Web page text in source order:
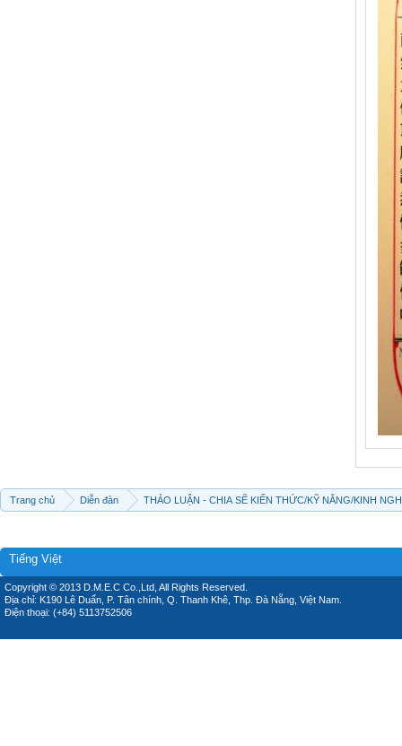
Trang chủ Diễn đàn THẢO LUẬN - CHIA SẼ KIẾN THỨC/KỸ NĂNG/KINH
Tiếng Việt
Copyright © 2013 D.M.E.C Co.,Ltd, All Rights Reserved.
Địa chỉ: K190 Lê Duẩn, P. Tân chính, Q. Thanh Khê, Thp. Đà Nẵng, Việt Nam.
Điện thoại: (+84) 5113752506